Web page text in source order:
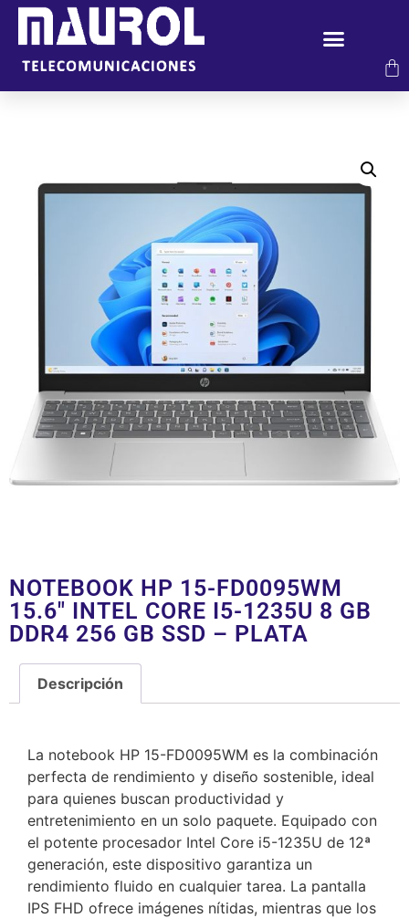
NOTEBOOK HP 15-FD0095WM
15.6″ INTEL CORE I5-1235U 8 GB
DDR4 256 GB SSD – PLATA
Descripción
La notebook HP 15-FD0095WM es la combinación
perfecta de rendimiento y diseño sostenible, ideal
para quienes buscan productividad y
entretenimiento en un solo paquete. Equipado con
el potente procesador Intel Core i5-1235U de 12ª
generación, este dispositivo garantiza un
rendimiento fluido en cualquier tarea. La pantalla
IPS FHD ofrece imágenes nítidas, mientras que los